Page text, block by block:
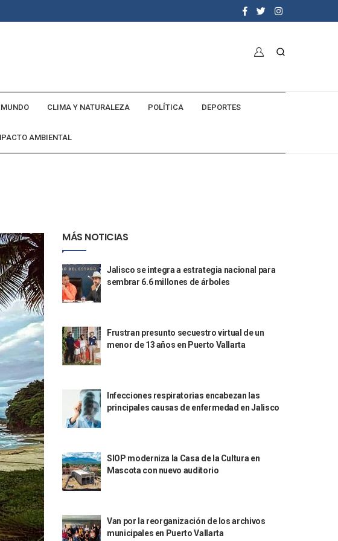
MUNDO CLIMA Y NATURALEZA POLÍTICA DEPORTES
AMBIENTAL
MÁS NOTICIAS
Jalisco se integra a estrategia nacional para
sembrar 6.6 millones de árboles
Frustran presunto secuestro virtual de un
menor de 13 años en Puerto Vallarta
Infecciones respiratorias encabezan las
principales causas de enfermedad en Jalisco
SIOP moderniza la Casa de la Cultura en
Mascota con nuevo auditorio
Van por la reorganización de los archivos
municipales en Puerto Vallarta